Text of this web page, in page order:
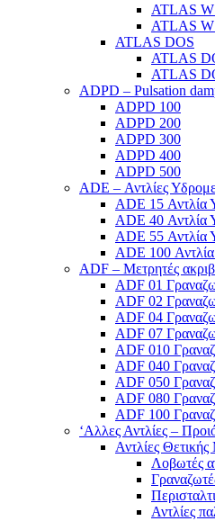
ATLAS
ATLAS
ATLAS DOS
ATLAS
ATLAS
ADPD – Pulsation
ADPD 100
ADPD 200
ADPD 300
ADPD 400
ADPD 500
ADE – Αντλίες
ADE 15 Αντλία
ADE 40 Αντλία
ADE 55 Αντλία
ADE 100
ADF – Μετρητές
ADF 01
ADF 02
ADF 04
ADF 07
ADF 010
ADF 040
ADF 050
ADF 080
ADF 100
‘Αλλες Αντλίες –
Αντλίες
Λοβωτές
Αντλίες